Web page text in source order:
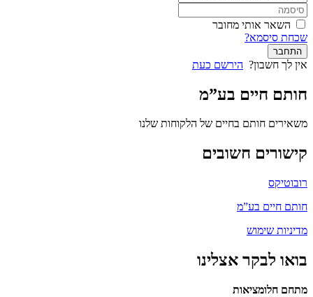
השאר אותי מחובר
שכחת סיסמא?
התחבר
אין לך חשבון? הירשם כעת
חותם חיים בע”מ
משאירים חותם בחיים של הלקוחות שלנו
קישורים חשובים
רובוטיקס
חותם חיים בע”מ
מדיניות שימוש
בואו לבקר אצלינו
מתחם חלומציאות